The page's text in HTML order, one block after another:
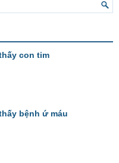
con tim
bệnh ứ máu